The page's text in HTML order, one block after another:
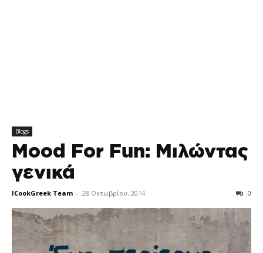
Blogs
Mood For Fun: Μιλώντας
γενικά
ICookGreek Team - 28 Οκτωβρίου, 2014 0